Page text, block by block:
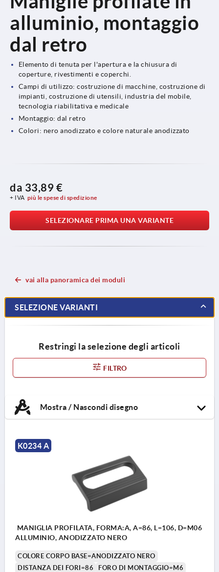
alluminio, montaggio
dal retro
Elemento di tenuta per l'apertura e la chiusura di
coperture, rivestimenti e coperchi.
Campi di utilizzo: costruzione di macchine, costruzione di
impianti, costruzione di utensili, industria del mobile,
tecnologia riabilitativa e medicale
Montaggio: dal retro
Colori: nero anodizzato e colore naturale anodizzato
da 33,89 €
+ IVA più le spese di spedizione
SELEZIONARE PRIMA UNA VARIANTE
vai alla panoramica dei moduli
SELEZIONE VARIANTI
Restringi la selezione degli articoli
FILTRO
Mostra / Nascondi disegno
K0234 A
MANIGLIA PROFILATA, FORMA:A, A=86, L=106, D=M06
ALLUMINIO, ANODIZZATO NERO
COLORE CORPO BASE=ANODIZZATO NERO
DISTANZA DEI FORI=86
FORO DI MONTAGGIO=M6